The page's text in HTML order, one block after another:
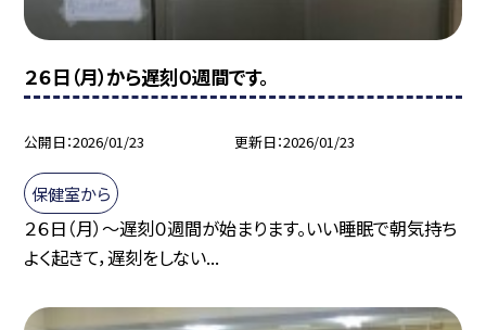
２６日（月）から遅刻０週間です。
公開日 2026/01/23 更新日 2026/01/23
保健室から
２６日（月）～遅刻０週間が始まります。いい睡眠で朝気持ち
よく起きて，遅刻をしない...